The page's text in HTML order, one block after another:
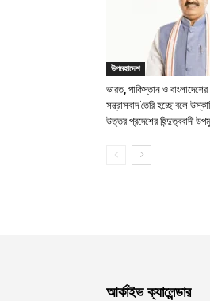
উপমহাদেশ
ভারত, পাকিস্তান ও
সন্ত্রাসবাদ তৈরি হচ্ছে বলে
উত্তর প্রদেশের হিন্দুত্ববাদী
আর্কাইভ ক্যালেন্ডার